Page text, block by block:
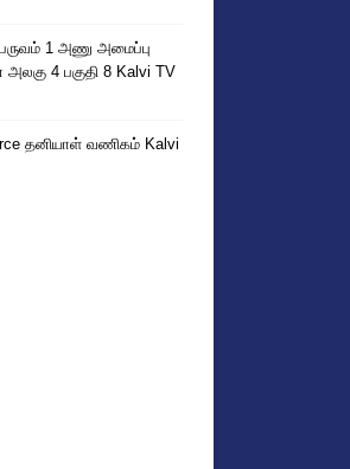
1 அணு அமைப்பு
4 பகுதி 8 Kalvi TV
தனியாள் வணிகம் Kalvi